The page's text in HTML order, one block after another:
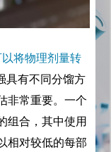
以将物理剂量转
具有不同分馏方
非常重要。一个
组合，其中使用
相对较低的每部